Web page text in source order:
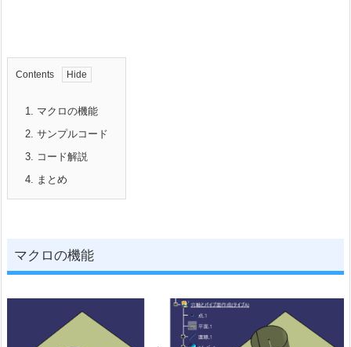
Contents
1.
マクロの機能
2. サンプルコード
3.
コード解説
4.
まとめ
マクロの機能